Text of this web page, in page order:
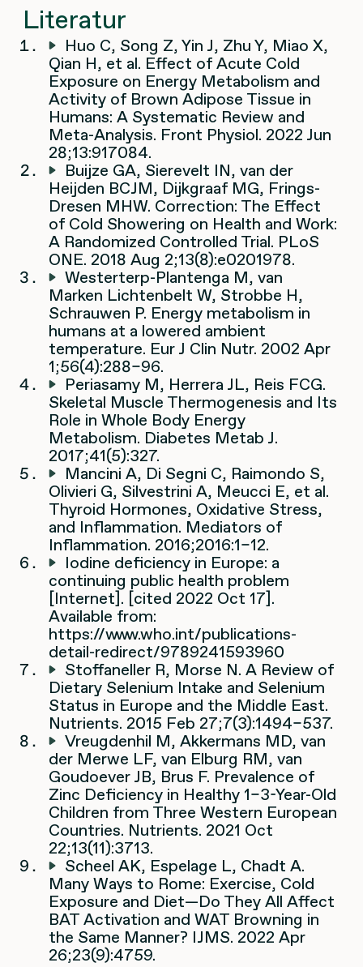
Literatur
Huo C, Song Z, Yin J, Zhu Y, Miao X,
Qian H, et al. Effect of Acute Cold
Exposure on Energy Metabolism and
Activity of Brown Adipose Tissue in
Humans: A Systematic Review and
Meta-Analysis. Front Physiol. 2022 Jun
28;13:917084.
Buijze GA, Sierevelt IN, van der
Heijden BCJM, Dijkgraaf MG, Frings-
Dresen MHW. Correction: The Effect
of Cold Showering on Health and Work:
A Randomized Controlled Trial. PLoS
ONE. 2018 Aug 2;13(8):e0201978.
Westerterp-Plantenga M, van
Marken Lichtenbelt W, Strobbe H,
Schrauwen P. Energy metabolism in
humans at a lowered ambient
temperature. Eur J Clin Nutr. 2002 Apr
1;56(4):288–96.
Periasamy M, Herrera JL, Reis FCG.
Skeletal Muscle Thermogenesis and Its
Role in Whole Body Energy
Metabolism. Diabetes Metab J.
2017;41(5):327.
Mancini A, Di Segni C, Raimondo S,
Olivieri G, Silvestrini A, Meucci E, et al.
Thyroid Hormones, Oxidative Stress,
and Inflammation. Mediators of
Inflammation. 2016;2016:1–12.
Iodine deficiency in Europe: a
continuing public health problem
[Internet]. [cited 2022 Oct 17].
Available from:
https://www.who.int/publications-
detail-redirect/9789241593960
Stoffaneller R, Morse N. A Review of
Dietary Selenium Intake and Selenium
Status in Europe and the Middle East.
Nutrients. 2015 Feb 27;7(3):1494–537.
Vreugdenhil M, Akkermans MD, van
der Merwe LF, van Elburg RM, van
Goudoever JB, Brus F. Prevalence of
Zinc Deficiency in Healthy 1–3-Year-Old
Children from Three Western European
Countries. Nutrients. 2021 Oct
22;13(11):3713.
Scheel AK, Espelage L, Chadt A.
Many Ways to Rome: Exercise, Cold
Exposure and Diet—Do They All Affect
BAT Activation and WAT Browning in
the Same Manner? IJMS. 2022 Apr
26;23(9):4759.